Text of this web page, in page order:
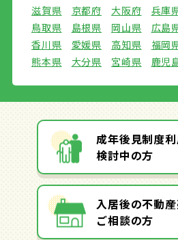
滋賀県
京都府 大阪府 兵庫
鳥取県
島根県 岡山県 広島
香川県
愛媛県 高知県 福岡
熊本県
大分県 宮崎県 鹿児
成年後見制度
検討中の方
入居後の不動
ご相談の方